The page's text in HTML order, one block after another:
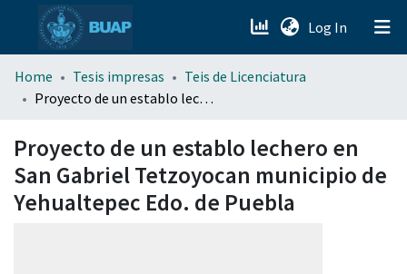
Log In (current)
menu.section.about_menu
Home Tesis impresas
Teis de Licenciatura
Proyecto de un establo lechero en San Gabriel Tetzoyocan municipio de Yehualtepec Edo. de Puebla
Proyecto de un establo lechero en
San Gabriel Tetzoyocan municipio de
Yehualtepec Edo. de Puebla